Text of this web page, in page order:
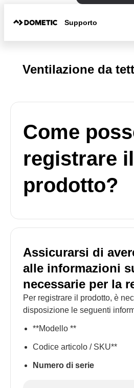
Supporto
Ventilazione da
Come
registrare
prodotto?
Assicurarsi di
alle informazioni
necessarie per la
Per registrare il prodotto, è
disposizione le seguenti
**Modello **
Codice articolo / SKU**
Numero di serie